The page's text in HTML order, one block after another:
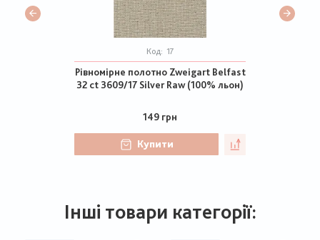
Код: 17
Рівномірне полотно Zweigart Belfast
32 ct 3609/17 Silver Raw (100% льон)
149 грн
Купити
Інші товари категорії: